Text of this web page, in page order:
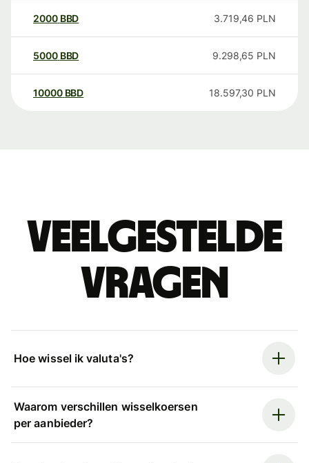
2000 BBD 3.719,46 PLN
5000 BBD 9.298,65 PLN
10000 BBD 18.597,30 PLN
Veelgestelde
vragen
Hoe wissel ik valuta's?
Waarom verschillen wisselkoersen
per aanbieder?